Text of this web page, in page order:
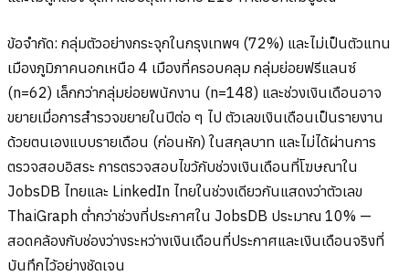
ข้อจำกัด: กลุ่มตัวอย่างกระจุกในกรุงเทพฯ (72%) และไม่เป็นตัวแทน
เมืองภูมิภาคนอกเหนือ 4 เมืองที่ครอบคลุม กลุ่มย่อยฟรีแลนซ์
(n=62) เล็กกว่ากลุ่มย่อยพนักงาน (n=148) และช่วงเงินเดือนอาจ
ขยายเมื่อการสำรวจขยายในปีต่อ ๆ ไป ตัวเลขเงินเดือนเป็นรายงาน
ด้วยตนเองแบบรายเดือน (ก่อนหัก) ในสกุลบาท และไม่ได้ผ่านการ
ตรวจสอบอิสระ การตรวจสอบไขว้กับช่วงเงินเดือนที่โฆษณาใน
JobsDB ไทยและ LinkedIn ไทยในช่วงเดียวกันแสดงว่าตัวเลข
ThaiGraph ต่ำกว่าช่วงที่ประกาศใน JobsDB ประมาณ 10% —
สอดคล้องกับช่องว่างระหว่างเงินเดือนที่ประกาศและเงินเดือนจริงที่
บันทึกไว้อย่างชัดเจน